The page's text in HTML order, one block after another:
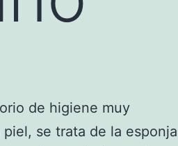
de higiene muy
se trata de la esponja